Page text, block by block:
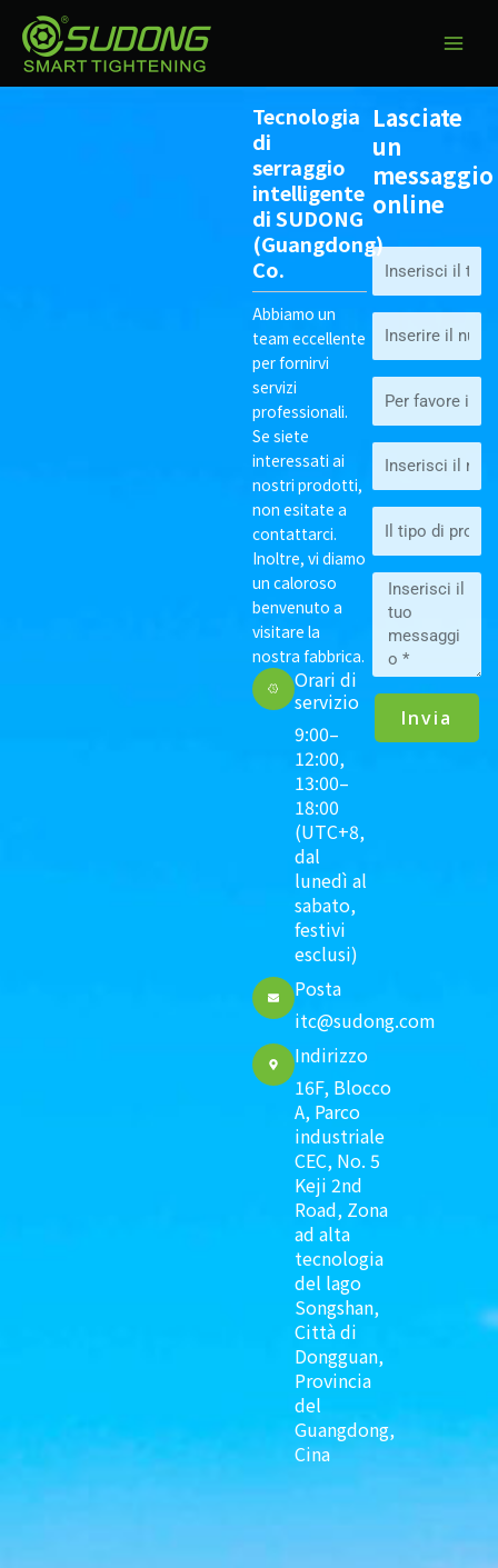
contenuto
Tecnologia
di
serraggio
intelligente
di SUDONG
(Guangdong)
Co.
Abbiamo un
team eccellente
per fornirvi
servizi
professionali.
Se siete
interessati ai
nostri prodotti,
non esitate a
contattarci.
Inoltre, vi diamo
un caloroso
benvenuto a
visitare la
nostra fabbrica.
Orari di
servizio
9:00–
12:00,
13:00–
18:00
(UTC+8,
dal
lunedì al
sabato,
festivi
esclusi)
Posta
itc@sudong.com
Indirizzo
16F, Blocco
A, Parco
industriale
CEC, No. 5
Keji 2nd
Road, Zona
ad alta
tecnologia
del lago
Songshan,
Città di
Dongguan,
Provincia
del
Guangdong,
Cina
Lasciate
un
messaggio
online
姓
名
箱
询
Invia
Invia